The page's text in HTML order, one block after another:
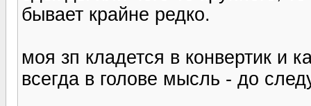
бывает крайне редко.
моя зп кладется в конвертик и
всегда в голове мысль - до